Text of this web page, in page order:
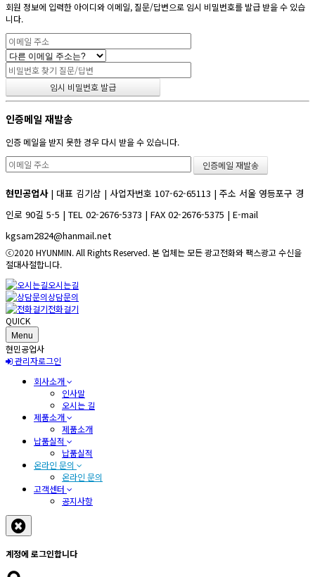
회원 정보에 입력한 아이디와 이메일, 질문/답변으로 임시 비밀번호를 발급 받을 수 있습
니다.
인증메일 재발송
인증 메일을 받지 못한 경우 다시 받을 수 있습니다.
현민공업사| 대표 김기삼 | 사업자번호 107-62-65113 | 주소 서울 영등포구 경
인로 90길 5-5 | TEL 02-2676-5373 | FAX 02-2676-5375 | E-mail
kgsam2824@hanmail.net
ⓒ2020 HYUNMIN. All Rights Reserved. 본 업체는 모든 광고전화와 팩스광고 수신을
절대사절합니다.
오시는길
상담문의
전화걸기
QUICK
Menu
현민공업사
관리자로그인
회사소개
인사말
오시는 길
제품소개
제품소개
납품실적
납품실적
온라인 문의
온라인 문의
고객센터
공지사항
계정에 로그인합니다